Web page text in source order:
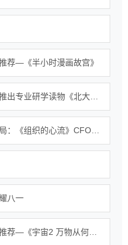
荐—《半小时漫画故宫》
八一